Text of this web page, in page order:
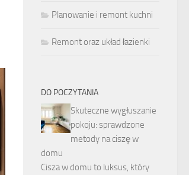
Planowanie i remont kuchni
Remont oraz układ łazienki
DO POCZYTANIA
Skuteczne wygłuszanie
pokoju: sprawdzone
metody na ciszę w
domu
Cisza w domu to luksus, który